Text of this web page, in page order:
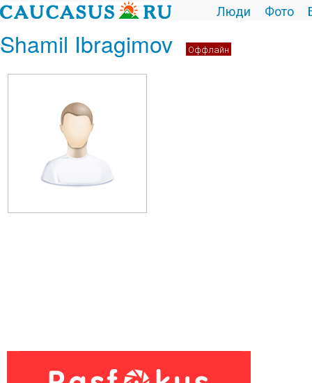
Люди Фото
Shamil Ibragimov Оффлайн